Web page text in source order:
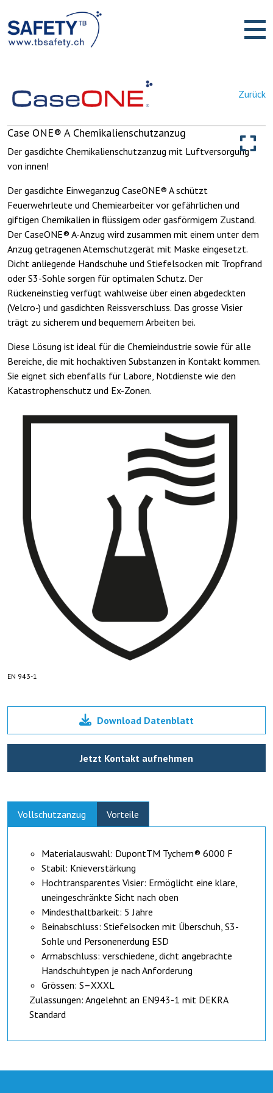
Zurück
Case ONE® A Chemikalienschutzanzug
Der gasdichte Chemikalienschutzanzug mit Luftversorgung
von innen!
Der gasdichte Einweganzug CaseONE® A schützt
Feuerwehrleute und Chemiearbeiter vor gefährlichen und
giftigen Chemikalien in flüssigem oder gasförmigem Zustand.
Der CaseONE® A-Anzug wird zusammen mit einem unter dem
Anzug getragenen Atemschutzgerät mit Maske eingesetzt.
Dicht anliegende Handschuhe und Stiefelsocken mit Tropfrand
oder S3-Sohle sorgen für optimalen Schutz. Der
Rückeneinstieg verfügt wahlweise über einen abgedeckten
(Velcro-) und gasdichten Reissverschluss. Das grosse Visier
trägt zu sicherem und bequemem Arbeiten bei.
Diese Lösung ist ideal für die Chemieindustrie sowie für alle
Bereiche, die mit hochaktiven Substanzen in Kontakt kommen.
Sie eignet sich ebenfalls für Labore, Notdienste wie den
Katastrophenschutz und Ex-Zonen.
EN 943-1
Download Datenblatt
Jetzt Kontakt aufnehmen
Vollschutzanzug Vorteile
Materialauswahl: DupontTM Tychem® 6000 F
Stabil: Knieverstärkung
Hochtransparentes Visier: Ermöglicht eine klare,
uneingeschränkte Sicht nach oben
Mindesthaltbarkeit: 5 Jahre
Beinabschluss: Stiefelsocken mit Überschuh, S3-
Sohle und Personenerdung ESD
Armabschluss: verschiedene, dicht angebrachte
Handschuhtypen je nach Anforderung
Grössen: S–XXXL
Zulassungen: Angelehnt an EN943-1 mit DEKRA
Standard